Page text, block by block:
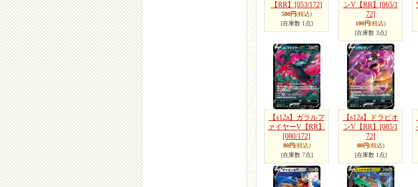
【RR】 [053/172]
580円(税込)
[在庫数 1点]
ンV【RR】
[065/1
72]
100円(税込)
[在庫数 3点]
【s12a】ガラルフ
ァイヤーV【RR】
[080/172]
80円(税込)
[在庫数 7点]
【s12a】ドラピオ
ンV【RR】
[085/1
72]
80円(税込)
[在庫数 1点]